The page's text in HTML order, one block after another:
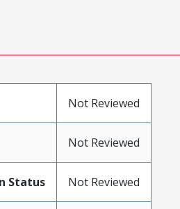
Not Reviewed
Not Reviewed
Status Not Reviewed